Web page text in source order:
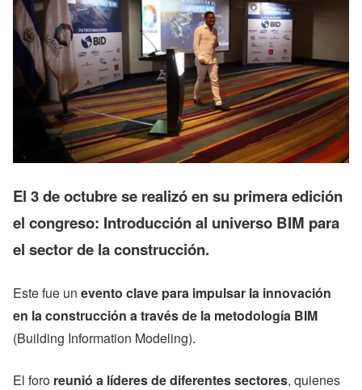
El 3 de octubre se realizó en su primera edición
el congreso: Introducción al universo BIM para
el sector de la construcción.
Este fue un evento clave para impulsar la innovación
en la construcción a través de la metodología BIM
(Building Information Modeling).
El foro reunió a líderes de diferentes sectores, quienes